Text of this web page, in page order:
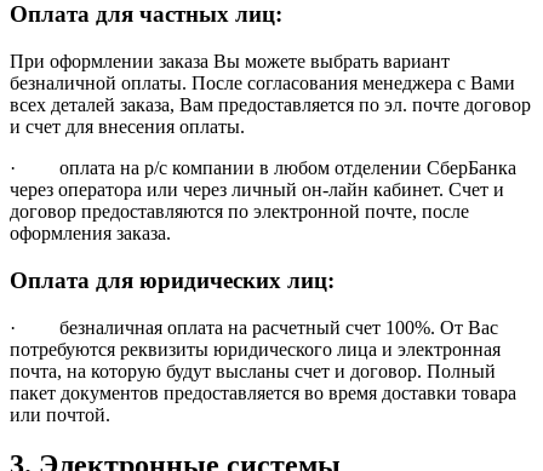
Оплата для частных лиц:
При оформлении заказа Вы можете выбрать вариант
безналичной оплаты. После согласования менеджера с Вами
всех деталей заказа, Вам предоставляется по эл. почте договор
и счет для внесения оплаты.
· оплата на р/с компании в любом отделении СберБанка
через оператора или через личный он-лайн кабинет. Счет и
договор предоставляются по электронной почте, после
оформления заказа.
Оплата для юридических лиц:
· безналичная оплата на расчетный счет 100%. От Вас
потребуются реквизиты юридического лица и электронная
почта, на которую будут высланы счет и договор. Полный
пакет документов предоставляется во время доставки товара
или почтой.